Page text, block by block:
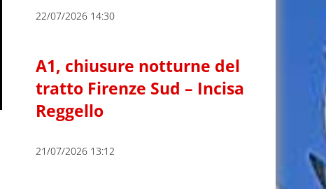
22/07/2026 14:30
A1, chiusure notturne del
tratto Firenze Sud – Incisa
Reggello
21/07/2026 13:12